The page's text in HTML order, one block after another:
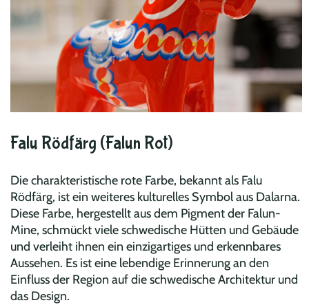
Falu Rödfärg (Falun Rot)
Die charakteristische rote Farbe, bekannt als Falu
Rödfärg, ist ein weiteres kulturelles Symbol aus Dalarna.
Diese Farbe, hergestellt aus dem Pigment der Falun-
Mine, schmückt viele schwedische Hütten und Gebäude
und verleiht ihnen ein einzigartiges und erkennbares
Aussehen. Es ist eine lebendige Erinnerung an den
Einfluss der Region auf die schwedische Architektur und
das Design.